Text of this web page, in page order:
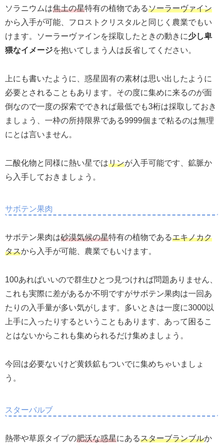
ソラニウムは焦土の星特有の植物であるソーラーヴァイン
から入手が可能、フロストクリスタルと同じく農業でもい
けます。ソーラーヴァインを採取したときの動きに少し卑
猥なイメージを抱いてしまう人は反省してください。
上にも書いたように、惑星固有の素材は思い出したように
必要とされることもあります。その度に集めに来るのが面
倒なので一度の探索でできれば最低でも3桁は採取しておき
ましょう、一枠の所持限界である9999個まで粘るのは無理
にとは言いません。
二酸化物と同様に熱い星ではリンが入手可能です、鉱脈か
ら入手しておきましょう。
サボテン果肉
サボテン果肉は砂漠気候の星特有の植物であるエキノカク
タスから入手が可能、農業でもいけます。
100あればいいので群生ひとつ見つければ問題ありません、
これも実際に差があるか不明ですがサボテン果肉は一回あ
たりの入手量が多い気がします。多いときは一度に3000以
上手に入ったりするということもあります、あって困るこ
とはないからこれも集められるだけ集めましょう。
今回は必要ないけど黄鉄鉱もついでに集めちゃいましょ
う。
スターバルブ
熱帯や草原タイプの肥沃な惑星にあるスターブランブルか